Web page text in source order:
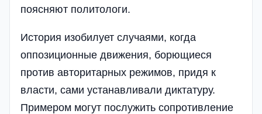
поясняют политологи.
История изобилует случаями, когда
оппозиционные движения, борющиеся
против авторитарных режимов, придя к
власти, сами устанавливали диктатуру.
Примером могут послужить сопротивление